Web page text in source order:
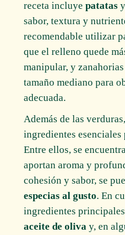
receta incluyepatatas
sabor, textura y
recomendable utilizar
que el relleno quede
manipular, y
tamaño mediano para
adecuada.
Además de las
ingredientes
Entre ellos, se
aportan aroma y
cohesión y sabor, se
especias al gusto. En
ingredientes
aceite de oliva y, en